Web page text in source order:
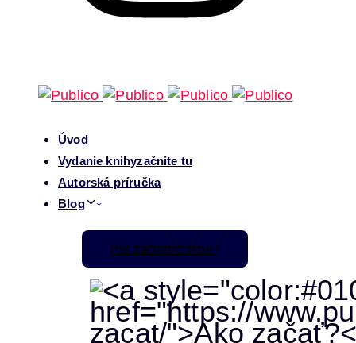
Úvod
Vydanie knihyzačnite tu
Autorská príručka
Blog
Pre začiatočníkov